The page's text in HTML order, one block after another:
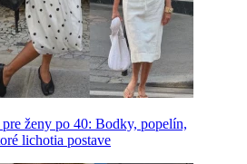
ženy po 40: Bodky, popelín,
lichotia postave